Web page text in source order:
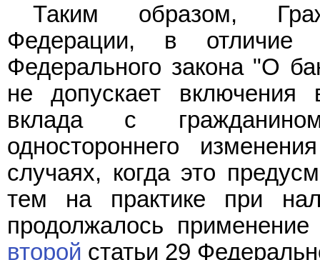
Таким образом,
Федерации, в
Федерального закона "О
не допускает включения
вклада с
одностороннего
случаях, когда это
тем на практике при
продолжалось
второй статьи 29